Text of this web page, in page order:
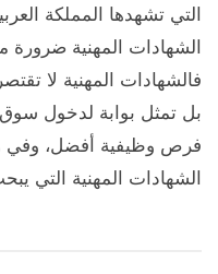
التي تشهدها المملكة
الشهادات المهنية ضرورة
فالشهادات المهنية لا
بل تمثل بوابة لدخول
فرص وظيفية أفضل، وفي
الشهادات المهنية التي